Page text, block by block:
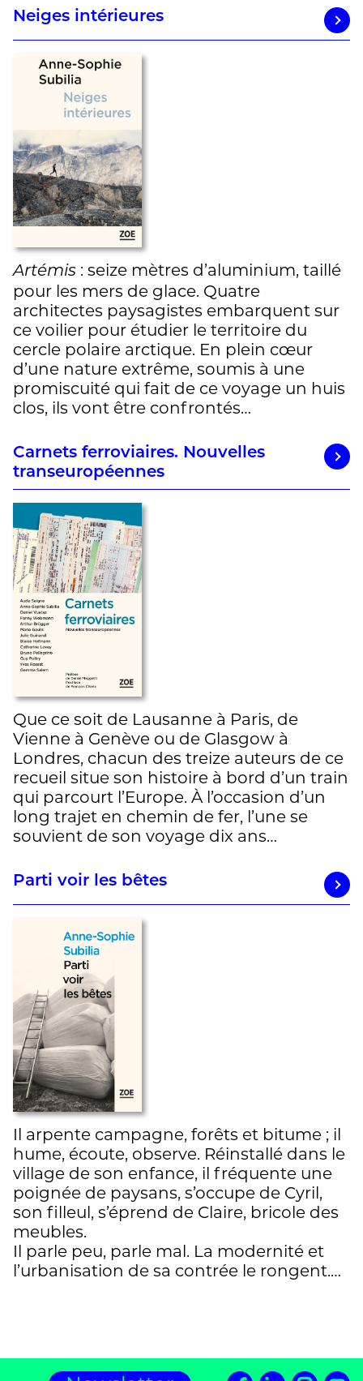
Neiges intérieures
Artémis : seize mètres d’aluminium, taillé
pour les mers de glace. Quatre
architectes paysagistes embarquent sur
ce voilier pour étudier le territoire du
cercle polaire arctique. En plein cœur
d’une nature extrême, soumis à une
promiscuité qui fait de ce voyage un huis
clos, ils vont être confrontés…
Carnets ferroviaires. Nouvelles
transeuropéennes
Que ce soit de Lausanne à Paris, de
Vienne à Genève ou de Glasgow à
Londres, chacun des treize auteurs de ce
recueil situe son histoire à bord d’un train
qui parcourt l’Europe. À l’occasion d’un
long trajet en chemin de fer, l’une se
souvient de son voyage dix ans…
Parti voir les bêtes
Il arpente campagne, forêts et bitume ; il
hume, écoute, observe. Réinstallé dans le
village de son enfance, il fréquente une
poignée de paysans, s’occupe de Cyril,
son filleul, s’éprend de Claire, bricole des
meubles.
Il parle peu, parle mal. La modernité et
l’urbanisation de sa contrée le rongent.…